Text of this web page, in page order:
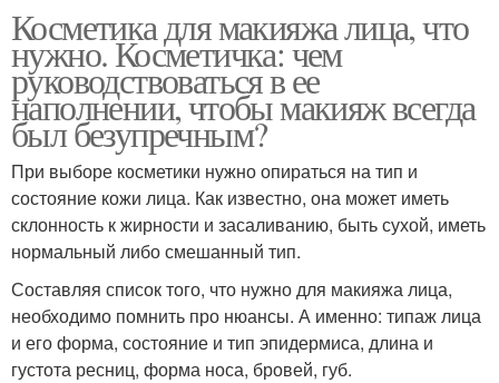
Косметика для макияжа лица, что
нужно. Косметичка: чем
руководствоваться в ее
наполнении, чтобы макияж всегда
был безупречным?
При выборе косметики нужно опираться на тип и
состояние кожи лица. Как известно, она может иметь
склонность к жирности и засаливанию, быть сухой, иметь
нормальный либо смешанный тип.
Составляя список того, что нужно для макияжа лица,
необходимо помнить про нюансы. А именно: типаж лица
и его форма, состояние и тип эпидермиса, длина и
густота ресниц, форма носа, бровей, губ.